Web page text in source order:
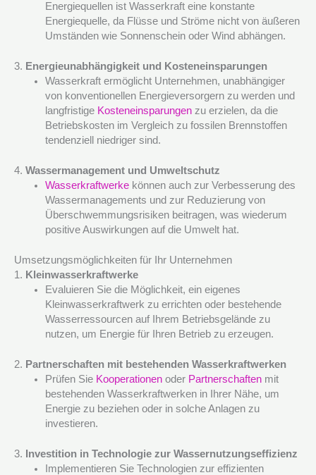
Energiequellen ist Wasserkraft eine konstante
Energiequelle, da Flüsse und Ströme nicht von äußeren
Umständen wie Sonnenschein oder Wind abhängen.
3. Energieunabhängigkeit und Kosteneinsparungen
Wasserkraft ermöglicht Unternehmen, unabhängiger
von konventionellen Energieversorgern zu werden und
langfristige Kosteneinsparungenzu erzielen, da die
Betriebskosten im Vergleich zu fossilen Brennstoffen
tendenziell niedriger sind.
4. Wassermanagement und Umweltschutz
Wasserkraftwerkekönnen auch zur Verbesserung des
Wassermanagements und zur Reduzierung von
Überschwemmungsrisiken beitragen, was wiederum
positive Auswirkungen auf die Umwelt hat.
Umsetzungsmöglichkeiten für Ihr Unternehmen
1. Kleinwasserkraftwerke
Evaluieren Sie die Möglichkeit, ein eigenes
Kleinwasserkraftwerk zu errichten oder bestehende
Wasserressourcen auf Ihrem Betriebsgelände zu
nutzen, um Energie für Ihren Betrieb zu erzeugen.
2. Partnerschaften mit bestehenden Wasserkraftwerken
Prüfen Sie Kooperationenoder Partnerschaftenmit
bestehenden Wasserkraftwerken in Ihrer Nähe, um
Energie zu beziehen oder in solche Anlagen zu
investieren.
3. Investition in Technologie zur Wassernutzungseffizienz
Implementieren Sie Technologien zur effizienten